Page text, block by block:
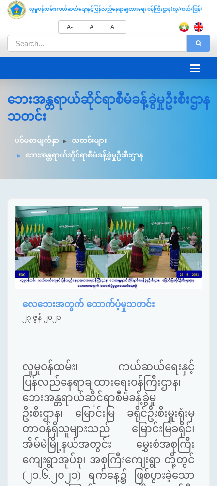
A- A A+
ဘေးအန္တရာယ်ဆိုင်ရာစီမံခန့်ခွဲမှုဦးစီးဌာန
သတင်း
ပင်မစာမျက်နှာ
သတင်းများ
ဘေးအန္တရာယ်ဆိုင်ရာစီမံခန့်ခွဲမှုဦးစီးဌာန
လေဘေးအတွက် ထောက်ပံ့မှုသတင်း
၂၃ ဇွန် ၂၀၂၁
လူမှုဝန်ထမ်း၊ ကယ်ဆယ်ရေးနှင့်
ပြန်လည်နေရာချထားရေးဝန်ကြီးဌာန၊
ဘေးအန္တရာယ်ဆိုင်ရာစီမံခန့်ခွဲမှု
ဦးစီးဌာန၊ မြောင်းမြ ခရိုင်ဦးစီးမှူးရုံးမှ
တာဝန်ရှိသူများသည် မြောင်းမြခရိုင်၊
အိမ်မဲမြို့နယ်အတွင်း မွှေးစံအစုကြီး
ကျေးရွာအုပ်စု၊ အစုကြီးကျေးရွာ တို့တွင်
(၂၁.၆.၂၀၂၁) ရက်နေ့၌ ဖြစ်ပွားခဲ့သော